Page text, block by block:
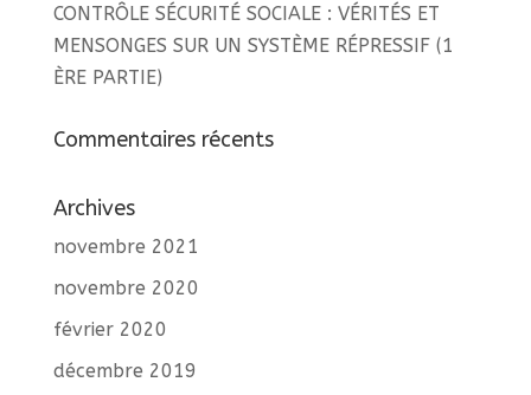
CONTRÔLE SÉCURITÉ SOCIALE : VÉRITÉS ET
MENSONGES SUR UN SYSTÈME RÉPRESSIF (1
ÈRE PARTIE)
Commentaires récents
Archives
novembre 2021
novembre 2020
février 2020
décembre 2019